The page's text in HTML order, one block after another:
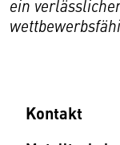
ein
Kontakt